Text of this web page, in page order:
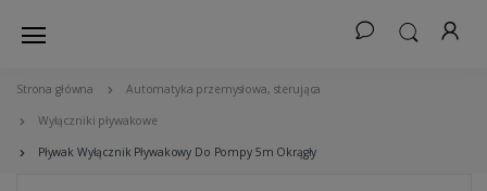
Strona główna Automatyka przemysłowa, sterująca
Wyłączniki pływakowe
Pływak Wyłącznik Pływakowy Do Pompy 5m Okrągły